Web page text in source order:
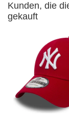
Kunden, die
gekauft